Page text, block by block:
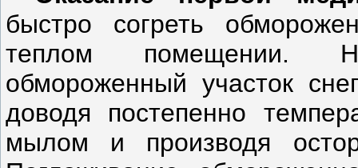
быстро согреть
теплом помещении.
обмороженный участок
доводя постепенно
мылом и производя